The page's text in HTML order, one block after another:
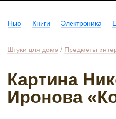
Нью Книги Электроника
Штуки для дома / Предметы
Картина
Иронова